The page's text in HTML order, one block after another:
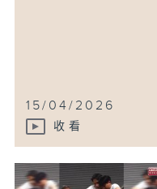
15/04/2026
收看